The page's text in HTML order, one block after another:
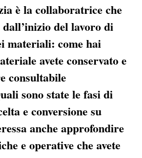
è la collaboratrice che
del lavoro di
materiali: come hai
avete conservato e
consultabile
sono state le fasi di
e conversione su
anche approfondire
e operative che avete